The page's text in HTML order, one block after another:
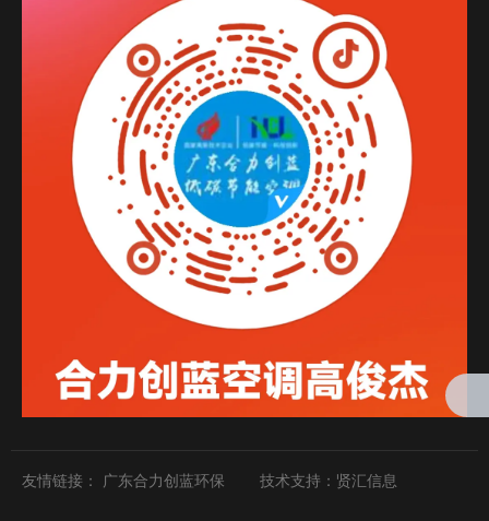
友情链接： 广东合力创蓝环保 技术支持： 贤汇信息